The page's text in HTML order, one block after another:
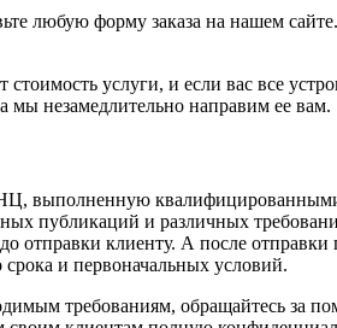
любую форму заказа на нашем
услуги, и если вас все
мы незамедлительно направим ее вам.
выполненную
публикаций и различных
отправки клиенту. А после
и первоначальных условий.
требованиям, обращайтесь за